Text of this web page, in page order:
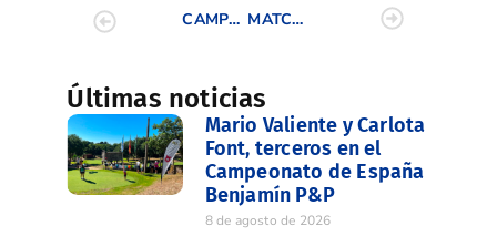
CAMPEONATO MIXTO SENIOR C. V.
MATCH INTERCLUBES FEMENINO CAMPOS DE GOLF DE LA C.V.
Últimas noticias
Mario Valiente y Carlota
Font, terceros en el
Campeonato de España
Benjamín P&P
8 de agosto de 2026